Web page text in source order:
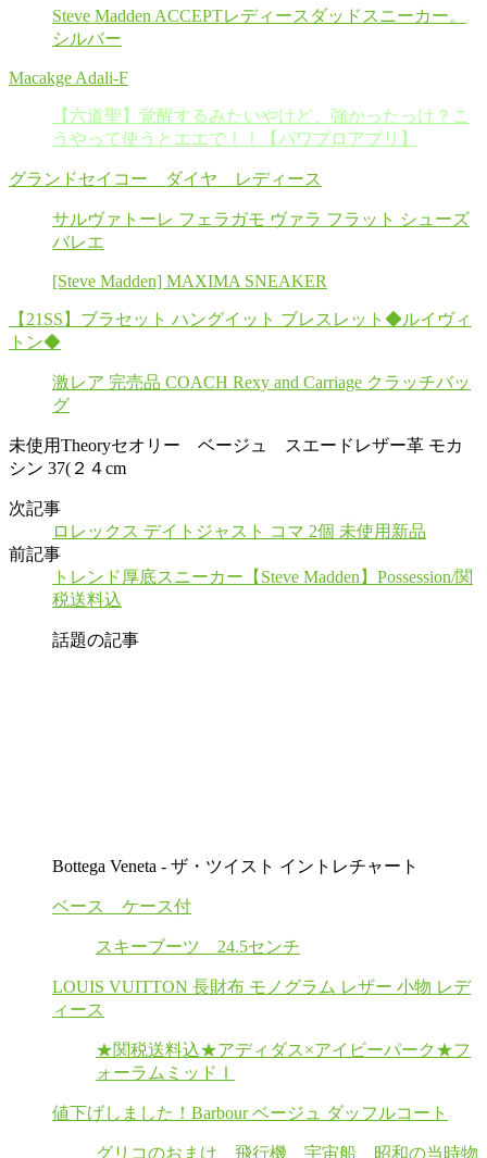
Steve Madden ACCEPTレディースダッドスニーカー。
シルバー
Macakge Adali-F
【六道聖】覚醒するみたいやけど、強かったっけ？こ
うやって使うとエエで！！【パワプロアプリ】
グランドセイコー ダイヤ レディース
サルヴァトーレ フェラガモ ヴァラ フラット シューズ
バレエ
[Steve Madden] MAXIMA SNEAKER
【21SS】ブラセット ハングイット ブレスレット◆ルイヴィ
トン◆
激レア 完売品 COACH Rexy and Carriage クラッチバッ
グ
未使用Theoryセオリー ベージュ スエードレザー革 モカ
シン 37(２４cm
次記事
ロレックス デイトジャスト コマ 2個 未使用新品
前記事
トレンド厚底スニーカー【Steve Madden】Possession/関
税送料込
話題の記事
Bottega Veneta - ザ・ツイスト イントレチャート
ベース ケース付
スキーブーツ 24.5センチ
LOUIS VUITTON 長財布 モノグラム レザー 小物 レデ
ィース
★関税送料込★アディダス×アイビーパーク★フ
ォーラムミッドⅠ
値下げしました！Barbour ベージュ ダッフルコート
グリコのおまけ 飛行機 宇宙船 昭和の当時物